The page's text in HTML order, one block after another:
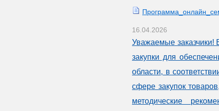
16.04.2026
Уважаемые заказчики!
закупки для
области, в
сфере закупок
методические